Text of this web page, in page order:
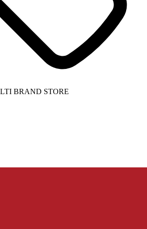
BRAND STORE